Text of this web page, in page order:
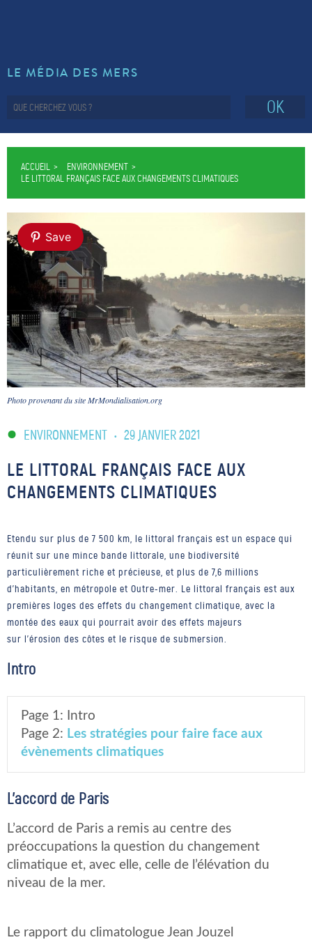
LE MÉDIA DES MERS
OK
ACCUEIL
ENVIRONNEMENT
LE LITTORAL FRANÇAIS FACE AUX CHANGEMENTS CLIMATIQUES
Save
Photo provenant du site MrMondialisation.org
ENVIRONNEMENT • 29 JANVIER 2021
LE LITTORAL FRANÇAIS FACE AUX
CHANGEMENTS CLIMATIQUES
Etendu sur plus de 7 500 km, le littoral français est un espace qui
réunit sur une mince bande littorale, une biodiversité
particulièrement riche et précieuse, et plus de 7,6 millions
d’habitants, en métropole et Outre-mer. Le littoral français est aux
premières loges des effets du changement climatique, avec la
montée des eaux qui pourrait avoir des effets majeurs
sur l'érosion des côtes et le risque de submersion.
Intro
Page 1:
Intro
Page 2: Les stratégies pour faire face aux
évènements climatiques
L’accord de Paris
L’accord de Paris a remis au centre des
préoccupations la question du changement
climatique et, avec elle, celle de l’élévation du
niveau de la mer.
Le rapport du climatologue Jean Jouzel